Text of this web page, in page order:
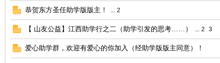
外
恭贺东方圣任助学版版主！ ... 2
【 山友公益】江西助学行之二（助学引发的思考……） ... 2 3
爱心助学群，欢迎有爱心的你加入（经助学版版主同意）！